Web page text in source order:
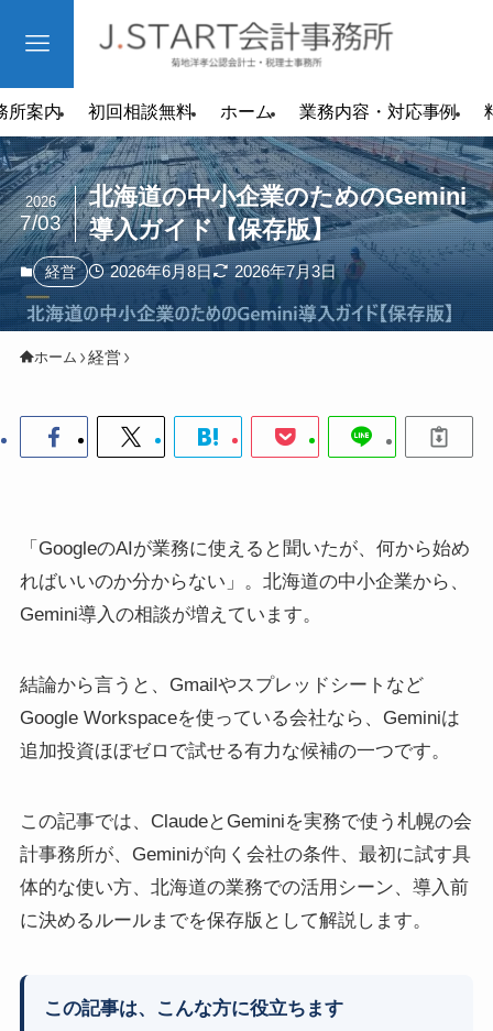
所案内 初回相談無料 ホーム 業務内容・対応事例
北海道の中小企業のためのGemini
導入ガイド【保存版】
2026
7/03
経営 2026年6月8日 2026年7月3日
ホーム 経営
「GoogleのAIが業務に使えると聞いたが、何から始め
ればいいのか分からない」。北海道の中小企業から、
Gemini導入の相談が増えています。
結論から言うと、Gmailやスプレッドシートなど
Google Workspaceを使っている会社なら、Geminiは
追加投資ほぼゼロで試せる有力な候補の一つです。
この記事では、ClaudeとGeminiを実務で使う札幌の会
計事務所が、Geminiが向く会社の条件、最初に試す具
体的な使い方、北海道の業務での活用シーン、導入前
に決めるルールまでを保存版として解説します。
この記事は、こんな方に役立ちます